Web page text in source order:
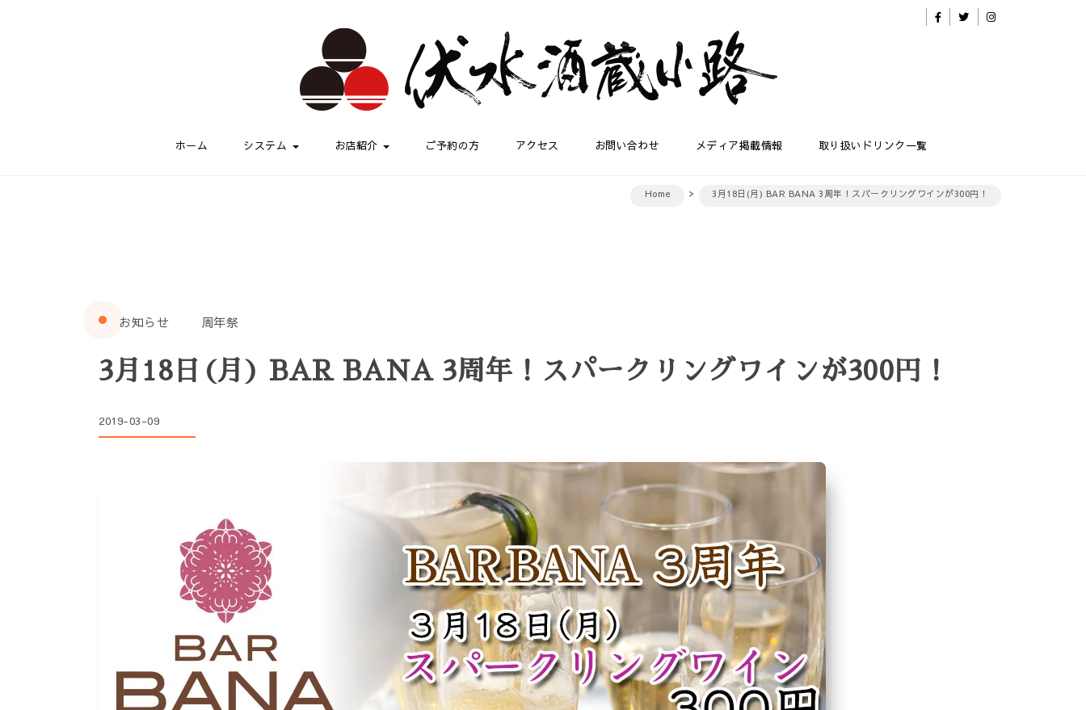
ホーム
システム お店紹介 ご予約の方 アクセス お問い合わせ メディア掲載情報 取り扱いドリンク一覧
Home 3月18日(月) BAR BANA 3周年！スパークリングワインが300円！
お知らせ 周年祭
3月18日(月) BAR BANA 3周年！スパークリングワインが300円！
2019-03-09